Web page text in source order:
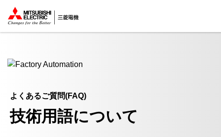
ここから本文
よくあるご質問(FAQ)
技術用語について